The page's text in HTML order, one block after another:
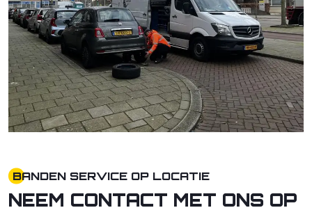
BANDEN SERVICE OP LOCATIE
NEEM CONTACT MET ONS OP